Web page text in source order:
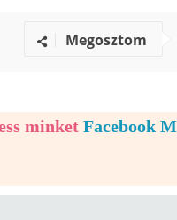
Megosztom
minket Facebook